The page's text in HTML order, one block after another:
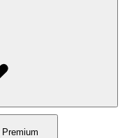
Premium